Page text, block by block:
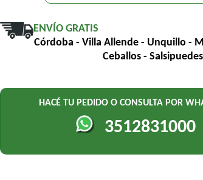
ENVÍO GRATIS
Córdoba - Villa Allende - Unquillo -
Ceballos - Salsipuedes
HACÉ TU PEDIDO O CONSULTA POR
3512831000